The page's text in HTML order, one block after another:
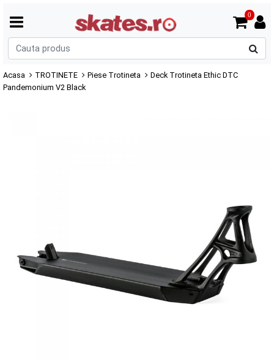
0
Acasa TROTINETE Piese Trotineta
Deck Trotineta Ethic DTC
Pandemonium V2 Black